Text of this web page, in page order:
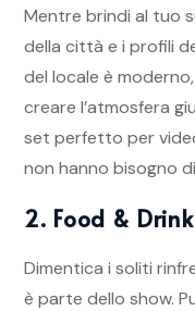
Mentre brindi al tuo
della città e i profili
del locale è
creare l’atmosfera
set perfetto per
non hanno bisogno
2. Food &
Dimentica i soliti
è parte dello show.